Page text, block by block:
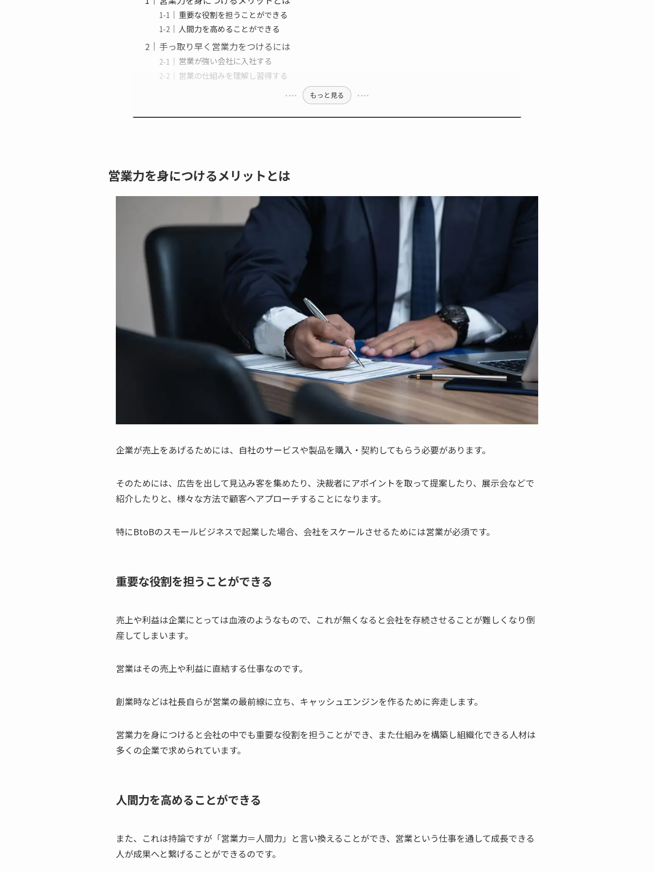
重要な役割を担うことができる
人間力を高めることができる
手っ取り早く営業力をつけるには
営業が強い会社に入社する
営業の仕組みを理解し習得する
もっと見る
営業力を身につけるメリットとは
企業が売上をあげるためには、自社のサービスや製品を購入・契約してもらう必要があります。
そのためには、広告を出して見込み客を集めたり、決裁者にアポイントを取って提案したり、展示会などで
紹介したりと、様々な方法で顧客へアプローチすることになります。
特にBtoBのスモールビジネスで起業した場合、会社をスケールさせるためには営業が必須です。
重要な役割を担うことができる
売上や利益は企業にとっては血液のようなもので、これが無くなると会社を存続させることが難しくなり倒
産してしまいます。
営業はその売上や利益に直結する仕事なのです。
創業時などは社長自らが営業の最前線に立ち、キャッシュエンジンを作るために奔走します。
営業力を身につけると会社の中でも重要な役割を担うことができ、また仕組みを構築し組織化できる人材は
多くの企業で求められています。
人間力を高めることができる
また、これは持論ですが「営業力＝人間力」と言い換えることができ、営業という仕事を通して成長できる
人が成果へと繋げることができるのです。